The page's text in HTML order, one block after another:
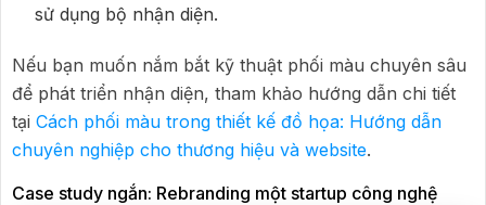
sử dụng bộ nhận diện.
Nếu bạn muốn nắm bắt kỹ thuật phối màu chuyên sâu
để phát triển nhận diện, tham khảo hướng dẫn chi tiết
tại Cách phối màu trong thiết kế đồ họa: Hướng dẫn
chuyên nghiệp cho thương hiệu và website.
Case study ngắn: Rebranding một startup công nghệ